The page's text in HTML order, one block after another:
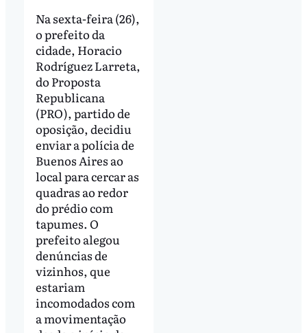
Na sexta-feira (26),
o prefeito da
cidade, Horacio
Rodríguez Larreta,
do Proposta
Republicana
(PRO), partido de
oposição, decidiu
enviar a polícia de
Buenos Aires ao
local para cercar as
quadras ao redor
do prédio com
tapumes. O
prefeito alegou
denúncias de
vizinhos, que
estariam
incomodados com
a movimentação